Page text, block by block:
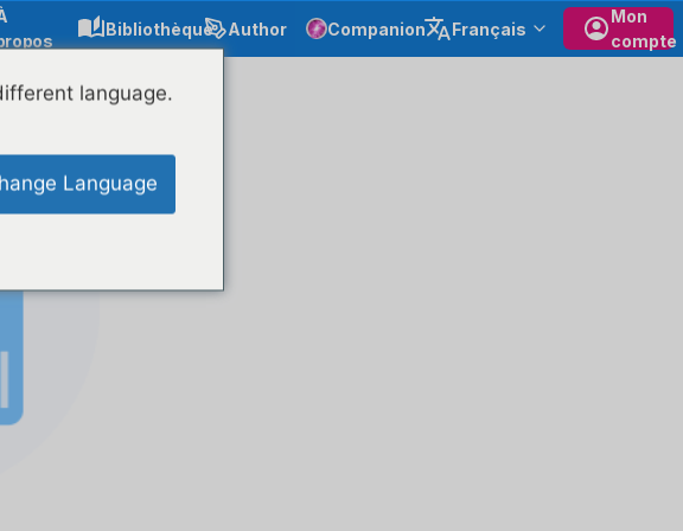
Bibliothèque Author Companion Français
Mon
compte
language.
Language